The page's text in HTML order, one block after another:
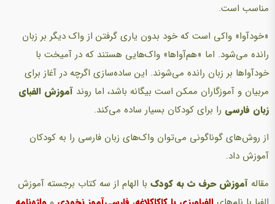
مناسب است.
«خودآوا» واکی است که خود بدون یاری گرفتن از واک دیگر بر زبان
رانده می‌شود. اما «هم‌آواها» واک‌هایی هستند که در آمیخت با
خودآواها بر زبان رانده می‌شوند. این ساده‌سازی اگرچه در آغاز برای
مربیان و آموزگاران ممکن است بیگانه باشد، اما روند آموزش الفبای
زبان فارسی را برای کودکان بسیار ساده می‌کند.
از روش‌های گوناگونی می‌توان واک‌های زبان فارسی را به کودکان
آموزش داد.
مقاله آموزش حرف ث به کودک با الهام از سه کتاب برجسته آموزش